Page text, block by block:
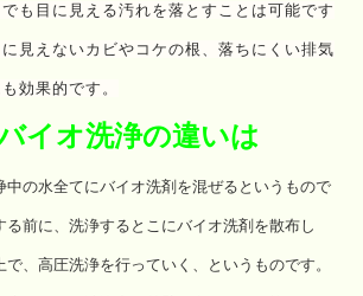
も目に見える汚れを落とすことは可能です
見えないカビやコケの根、落ちにくい排気
効果的です。
イオ洗浄の違いは
中の水全てにバイオ洗剤を混ぜるというもので
る前に、洗浄するとこにバイオ洗剤を散布し
、高圧洗浄を行っていく、というものです。